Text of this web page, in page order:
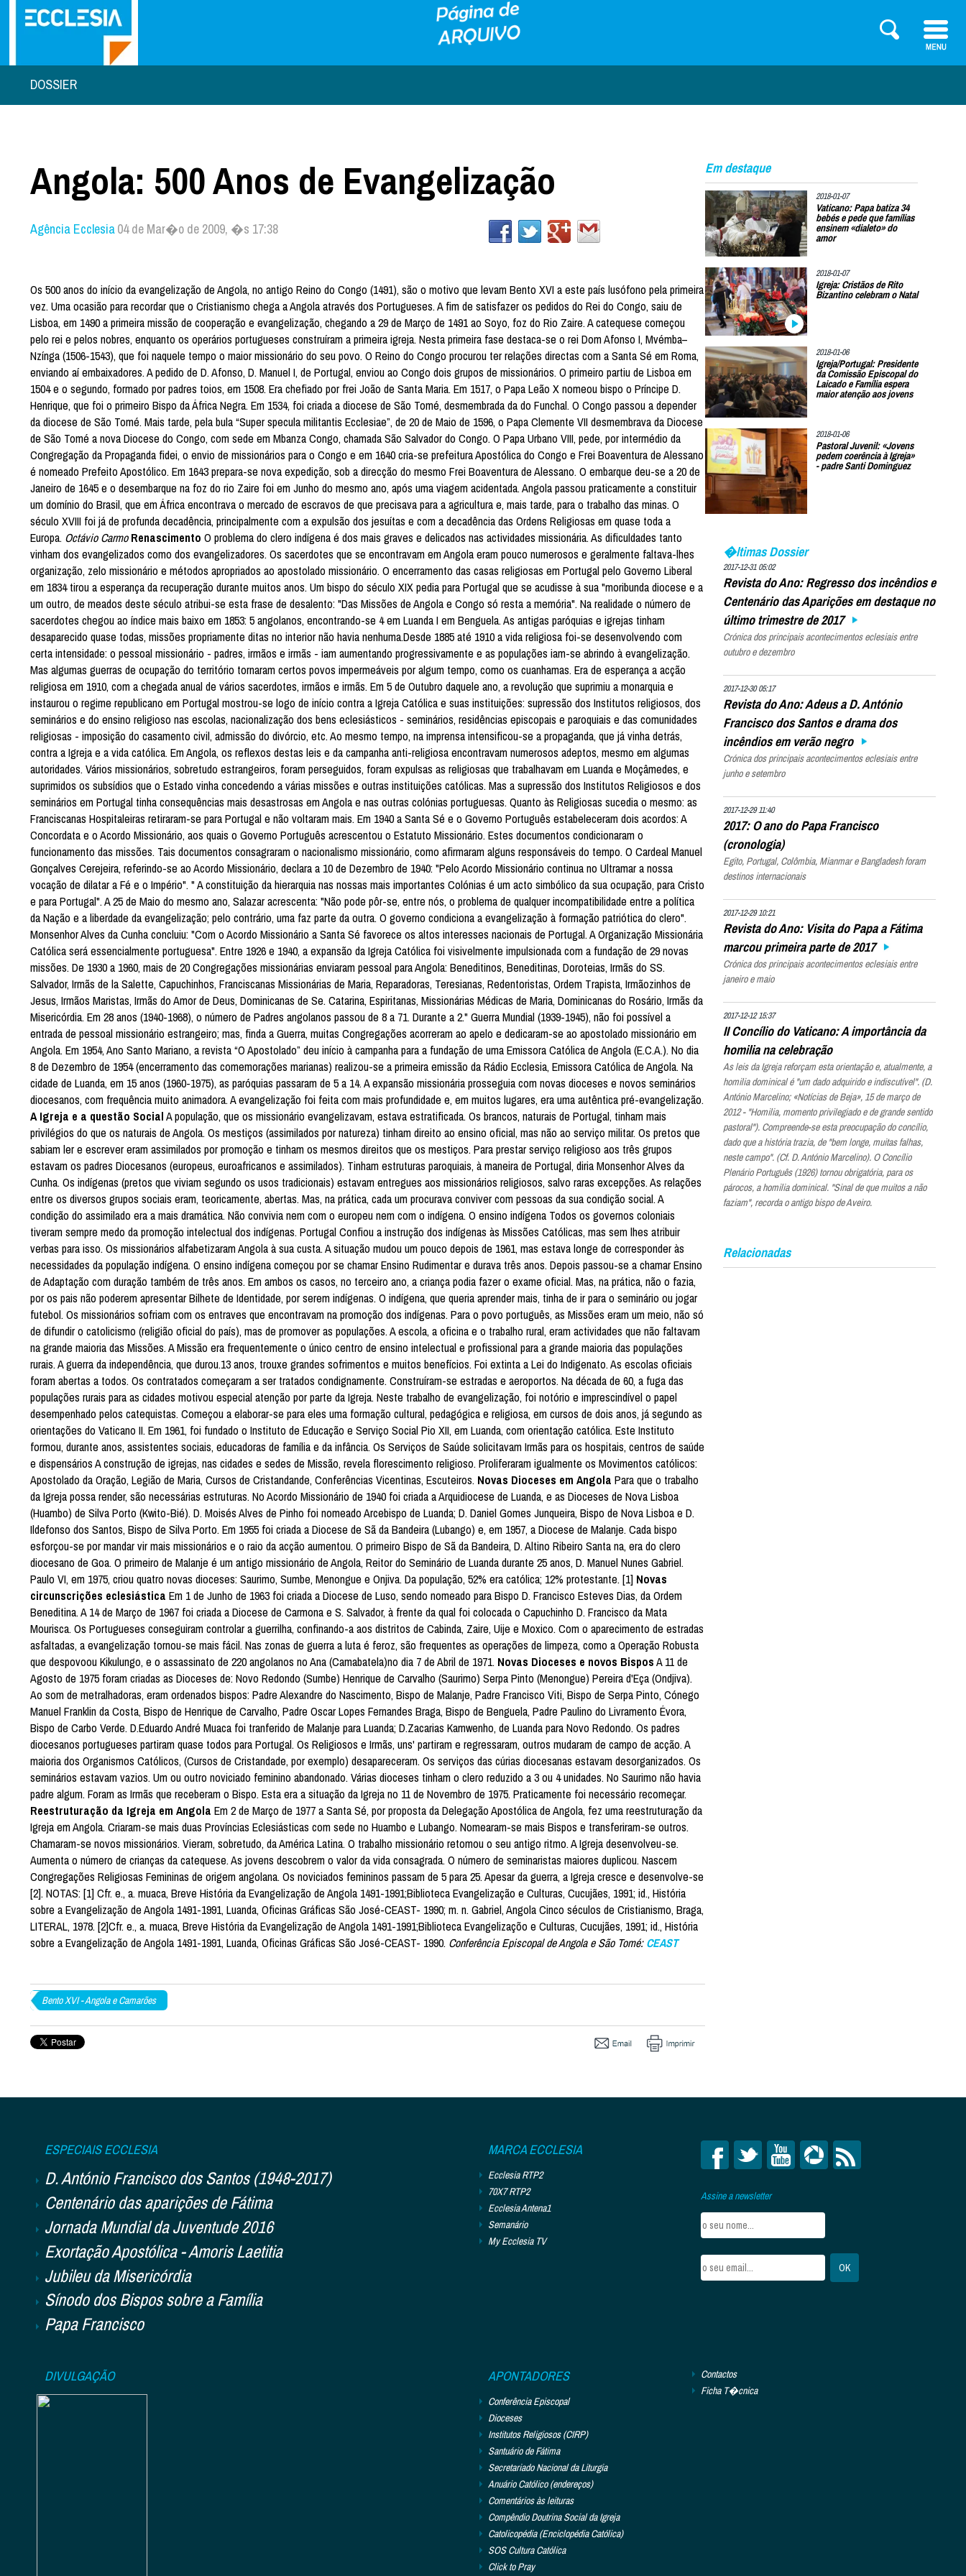
DOSSIER
Angola: 500 Anos de Evangelização
Agência Ecclesia04 de Mar�o de 2009, �s 17:38
Os 500 anos do início da evangelização de Angola, no antigo Reino do Congo (1491), são o motivo que levam Bento XVI a este país lusófono pela primeira
vez. Uma ocasião para recordar que o Cristianismo chega a Angola através dos Portugueses. A fim de satisfazer os pedidos do Rei do Congo, saiu de
Lisboa, em 1490 a primeira missão de cooperação e evangelização, chegando a 29 de Março de 1491 ao Soyo, foz do Rio Zaire. A catequese começou
pelo rei e pelos nobres, enquanto os operários portugueses construíram a primeira igreja. Nesta primeira fase destaca-se o rei Dom Afonso I, Mvémba–
Nzínga (1506-1543), que foi naquele tempo o maior missionário do seu povo. O Reino do Congo procurou ter relações directas com a Santa Sé em Roma,
enviando aí embaixadores. A pedido de D. Afonso, D. Manuel I, de Portugal, enviou ao Congo dois grupos de missionários. O primeiro partiu de Lisboa em
1504 e o segundo, formado por padres toios, em 1508. Era chefiado por frei João de Santa Maria. Em 1517, o Papa Leão X nomeou bispo o Príncipe D.
Henrique, que foi o primeiro Bispo da África Negra. Em 1534, foi criada a diocese de São Tomé, desmembrada da do Funchal. O Congo passou a depender
da diocese de São Tomé. Mais tarde, pela bula “Super specula militantis Ecclesiae”, de 20 de Maio de 1596, o Papa Clemente VII desmembrava da Diocese
de São Tomé a nova Diocese do Congo, com sede em Mbanza Congo, chamada São Salvador do Congo. O Papa Urbano VIII, pede, por intermédio da
Congregação da Propaganda fidei, o envio de missionários para o Congo e em 1640 cria-se prefeitura Apostólica do Congo e Frei Boaventura de Alessano
é nomeado Prefeito Apostólico. Em 1643 prepara-se nova expedição, sob a direcção do mesmo Frei Boaventura de Alessano. O embarque deu-se a 20 de
Janeiro de 1645 e o desembarque na foz do rio Zaire foi em Junho do mesmo ano, após uma viagem acidentada. Angola passou praticamente a constituir
um domínio do Brasil, que em África encontrava o mercado de escravos de que precisava para a agricultura e, mais tarde, para o trabalho das minas. O
século XVIII foi já de profunda decadência, principalmente com a expulsão dos jesuítas e com a decadência das Ordens Religiosas em quase toda a
Europa. Octávio Carmo Renascimento O problema do clero indígena é dos mais graves e delicados nas actividades missionária. As dificuldades tanto
vinham dos evangelizados como dos evangelizadores. Os sacerdotes que se encontravam em Angola eram pouco numerosos e geralmente faltava-lhes
organização, zelo missionário e métodos apropriados ao apostolado missionário. O encerramento das casas religiosas em Portugal pelo Governo Liberal
em 1834 tirou a esperança da recuperação durante muitos anos. Um bispo do século XIX pedia para Portugal que se acudisse à sua "moribunda diocese e a
um outro, de meados deste século atribui-se esta frase de desalento: "Das Missões de Angola e Congo só resta a memória". Na realidade o número de
sacerdotes chegou ao índice mais baixo em 1853: 5 angolanos, encontrando-se 4 em Luanda I em Benguela. As antigas paróquias e igrejas tinham
desaparecido quase todas, missões propriamente ditas no interior não havia nenhuma.Desde 1885 até 1910 a vida religiosa foi-se desenvolvendo com
certa intensidade: o pessoal missionário - padres, irmãos e irmãs - iam aumentando progressivamente e as populações iam-se abrindo à evangelização.
Mas algumas guerras de ocupação do território tornaram certos povos impermeáveis por algum tempo, como os cuanhamas. Era de esperança a acção
religiosa em 1910, com a chegada anual de vários sacerdotes, irmãos e irmãs. Em 5 de Outubro daquele ano, a revolução que suprimiu a monarquia e
instaurou o regime republicano em Portugal mostrou-se logo de início contra a Igreja Católica e suas instituições: supressão dos Institutos religiosos, dos
seminários e do ensino religioso nas escolas, nacionalização dos bens eclesiásticos - seminários, residências episcopais e paroquiais e das comunidades
religiosas - imposição do casamento civil, admissão do divórcio, etc. Ao mesmo tempo, na imprensa intensificou-se a propaganda, que já vinha detrás,
contra a Igreja e a vida católica. Em Angola, os reflexos destas leis e da campanha anti-religiosa encontravam numerosos adeptos, mesmo em algumas
autoridades. Vários missionários, sobretudo estrangeiros, foram perseguidos, foram expulsas as religiosas que trabalhavam em Luanda e Moçâmedes, e
suprimidos os subsídios que o Estado vinha concedendo a várias missões e outras instituições católicas. Mas a supressão dos Institutos Religiosos e dos
seminários em Portugal tinha consequências mais desastrosas em Angola e nas outras colónias portuguesas. Quanto às Religiosas sucedia o mesmo: as
Franciscanas Hospitaleiras retiraram-se para Portugal e não voltaram mais. Em 1940 a Santa Sé e o Governo Português estabeleceram dois acordos: A
Concordata e o Acordo Missionário, aos quais o Governo Português acrescentou o Estatuto Missionário. Estes documentos condicionaram o
funcionamento das missões. Tais documentos consagraram o nacionalismo missionário, como afirmaram alguns responsáveis do tempo. O Cardeal Manuel
Gonçalves Cerejeira, referindo-se ao Acordo Missionário, declara a 10 de Dezembro de 1940: "Pelo Acordo Missionário continua no Ultramar a nossa
vocação de dilatar a Fé e o Império". " A constituição da hierarquia nas nossas mais importantes Colónias é um acto simbólico da sua ocupação, para Cristo
e para Portugal". A 25 de Maio do mesmo ano, Salazar acrescenta: "Não pode pôr-se, entre nós, o problema de qualquer incompatibilidade entre a política
da Nação e a liberdade da evangelização; pelo contrário, uma faz parte da outra. O governo condiciona a evangelização à formação patriótica do clero".
Monsenhor Alves da Cunha concluiu: "Com o Acordo Missionário a Santa Sé favorece os altos interesses nacionais de Portugal. A Organização Missionária
Católica será essencialmente portuguesa". Entre 1926 e 1940, a expansão da Igreja Católica foi visivelmente impulsionada com a fundação de 29 novas
missões. De 1930 a 1960, mais de 20 Congregações missionárias enviaram pessoal para Angola: Beneditinos, Beneditinas, Doroteias, Irmãs do SS.
Salvador, Irmãs de la Salette, Capuchinhos, Franciscanas Missionárias de Maria, Reparadoras, Teresianas, Redentoristas, Ordem Trapista, Irmãozinhos de
Jesus, Irmãos Maristas, Irmãs do Amor de Deus, Dominicanas de Se. Catarina, Espiritanas, Missionárias Médicas de Maria, Dominicanas do Rosário, Irmãs da
Misericórdia. Em 28 anos (1940-1968), o número de Padres angolanos passou de 8 a 71. Durante a 2." Guerra Mundial (1939-1945), não foi possível a
entrada de pessoal missionário estrangeiro; mas, finda a Guerra, muitas Congregações acorreram ao apelo e dedicaram-se ao apostolado missionário em
Angola. Em 1954, Ano Santo Mariano, a revista “O Apostolado” deu início à campanha para a fundação de uma Emissora Católica de Angola (E.C.A.). No dia
8 de Dezembro de 1954 (encerramento das comemorações marianas) realizou-se a primeira emissão da Rádio Ecclesia, Emissora Católica de Angola. Na
cidade de Luanda, em 15 anos (1960-1975), as paróquias passaram de 5 a 14. A expansão missionária prosseguia com novas dioceses e novos seminários
diocesanos, com frequência muito animadora. A evangelização foi feita com mais profundidade e, em muitos lugares, era uma autêntica pré-evangelização.
A Igreja e a questão SocialA população, que os missionário evangelizavam, estava estratificada. Os brancos, naturais de Portugal, tinham mais
privilégios do que os naturais de Angola. Os mestiços (assimilados por natureza) tinham direito ao ensino oficial, mas não ao serviço militar. Os pretos que
sabiam ler e escrever eram assimilados por promoção e tinham os mesmos direitos que os mestiços. Para prestar serviço religioso aos três grupos
estavam os padres Diocesanos (europeus, euroafricanos e assimilados). Tinham estruturas paroquiais, à maneira de Portugal, diria Monsenhor Alves da
Cunha. Os indígenas (pretos que viviam segundo os usos tradicionais) estavam entregues aos missionários religiosos, salvo raras excepções. As relações
entre os diversos grupos sociais eram, teoricamente, abertas. Mas, na prática, cada um procurava conviver com pessoas da sua condição social. A
condição do assimilado era a mais dramática. Não convivia nem com o europeu nem com o indígena. O ensino indígena Todos os governos coloniais
tiveram sempre medo da promoção intelectual dos indígenas. Portugal Confiou a instrução dos indígenas às Missões Católicas, mas sem lhes atribuir
verbas para isso. Os missionários alfabetizaram Angola à sua custa. A situação mudou um pouco depois de 1961, mas estava longe de corresponder às
necessidades da população indígena. O ensino indígena começou por se chamar Ensino Rudimentar e durava três anos. Depois passou-se a chamar Ensino
de Adaptação com duração também de três anos. Em ambos os casos, no terceiro ano, a criança podia fazer o exame oficial. Mas, na prática, não o fazia,
por os pais não poderem apresentar Bilhete de Identidade, por serem indígenas. O indígena, que queria aprender mais, tinha de ir para o seminário ou jogar
futebol. Os missionários sofriam com os entraves que encontravam na promoção dos indígenas. Para o povo português, as Missões eram um meio, não só
de difundir o catolicismo (religião oficial do país), mas de promover as populações. A escola, a oficina e o trabalho rural, eram actividades que não faltavam
na grande maioria das Missões. A Missão era frequentemente o único centro de ensino intelectual e profissional para a grande maioria das populações
rurais. A guerra da independência, que durou.13 anos, trouxe grandes sofrimentos e muitos benefícios. Foi extinta a Lei do Indigenato. As escolas oficiais
foram abertas a todos. Os contratados começaram a ser tratados condignamente. Construíram-se estradas e aeroportos. Na década de 60, a fuga das
populações rurais para as cidades motivou especial atenção por parte da Igreja. Neste trabalho de evangelização, foi notório e imprescindível o papel
desempenhado pelos catequistas. Começou a elaborar-se para eles uma formação cultural, pedagógica e religiosa, em cursos de dois anos, já segundo as
orientações do Vaticano II. Em 1961, foi fundado o Instituto de Educação e Serviço Social Pio XII, em Luanda, com orientação católica. Este Instituto
formou, durante anos, assistentes sociais, educadoras de família e da infância. Os Serviços de Saúde solicitavam Irmãs para os hospitais, centros de saúde
e dispensários A construção de igrejas, nas cidades e sedes de Missão, revela florescimento religioso. Proliferaram igualmente os Movimentos católicos:
Apostolado da Oração, Legião de Maria, Cursos de Cristandande, Conferências Vicentinas, Escuteiros. Novas Dioceses em Angola Para que o trabalho
da Igreja possa render, são necessárias estruturas. No Acordo Missionário de 1940 foi criada a Arquidiocese de Luanda, e as Dioceses de Nova Lisboa
(Huambo) de Silva Porto (Kwito-Bié). D. Moisés Alves de Pinho foi nomeado Arcebispo de Luanda; D. Daniel Gomes Junqueira, Bispo de Nova Lisboa e D.
Ildefonso dos Santos, Bispo de Silva Porto. Em 1955 foi criada a Diocese de Sã da Bandeira (Lubango) e, em 1957, a Diocese de Malanje. Cada bispo
esforçou-se por mandar vir mais missionários e o raio da acção aumentou. O primeiro Bispo de Sã da Bandeira, D. Altino Ribeiro Santa na, era do clero
diocesano de Goa. O primeiro de Malanje é um antigo missionário de Angola, Reitor do Seminário de Luanda durante 25 anos, D. Manuel Nunes Gabriel.
Paulo VI, em 1975, criou quatro novas dioceses: Saurimo, Sumbe, Menongue e Onjiva. Da população, 52% era católica; 12% protestante. [1] Novas
circunscrições eclesiástica Em 1 de Junho de 1963 foi criada a Diocese de Luso, sendo nomeado para Bispo D. Francisco Esteves Dias, da Ordem
Beneditina. A 14 de Março de 1967 foi criada a Diocese de Carmona e S. Salvador, à frente da qual foi colocada o Capuchinho D. Francisco da Mata
Mourisca. Os Portugueses conseguiram controlar a guerrilha, confinando-a aos distritos de Cabinda, Zaire, Uije e Moxico. Com o aparecimento de estradas
asfaltadas, a evangelização tornou-se mais fácil. Nas zonas de guerra a luta é feroz, são frequentes as operações de limpeza, como a Operação Robusta
que despovoou Kikulungo, e o assassinato de 220 angolanos no Ana (Camabatela)no dia 7 de Abril de 1971. Novas Dioceses e novos BisposA 11 de
Agosto de 1975 foram criadas as Dioceses de: Novo Redondo (Sumbe) Henrique de Carvalho (Saurimo) Serpa Pinto (Menongue) Pereira d'Eça (Ondjiva).
Ao som de metralhadoras, eram ordenados bispos: Padre Alexandre do Nascimento, Bispo de Malanje, Padre Francisco Viti, Bispo de Serpa Pinto, Cónego
Manuel Franklin da Costa, Bispo de Henrique de Carvalho, Padre Oscar Lopes Fernandes Braga, Bispo de Benguela, Padre Paulino do Livramento Évora,
Bispo de Carbo Verde. D.Eduardo André Muaca foi tranferido de Malanje para Luanda; D.Zacarias Kamwenho, de Luanda para Novo Redondo. Os padres
diocesanos portugueses partiram quase todos para Portugal. Os Religiosos e Irmãs, uns' partiram e regressaram, outros mudaram de campo de acção. A
maioria dos Organismos Católicos, (Cursos de Cristandade, por exemplo) desapareceram. Os serviços das cúrias diocesanas estavam desorganizados. Os
seminários estavam vazios. Um ou outro noviciado feminino abandonado. Várias dioceses tinham o clero reduzido a 3 ou 4 unidades. No Saurimo não havia
padre algum. Foram as Irmãs que receberam o Bispo. Esta era a situação da Igreja no 11 de Novembro de 1975. Praticamente foi necessário recomeçar.
Reestruturação da Igreja em Angola Em 2 de Março de 1977 a Santa Sé, por proposta da Delegação Apostólica de Angola, fez uma reestruturação da
Igreja em Angola. Criaram-se mais duas Províncias Eclesiásticas com sede no Huambo e Lubango. Nomearam-se mais Bispos e transferiram-se outros.
Chamaram-se novos missionários. Vieram, sobretudo, da América Latina. O trabalho missionário retomou o seu antigo ritmo. A Igreja desenvolveu-se.
Aumenta o número de crianças da catequese. As jovens descobrem o valor da vida consagrada. O número de seminaristas maiores duplicou. Nascem
Congregações Religiosas Femininas de origem angolana. Os noviciados femininos passam de 5 para 25. Apesar da guerra, a Igreja cresce e desenvolve-se
[2]. NOTAS: [1] Cfr. e., a. muaca, Breve História da Evangelização de Angola 1491-1991;Biblioteca Evangelização e Culturas, Cucujães, 1991; id., História
sobre a Evangelização de Angola 1491-1991, Luanda, Oficinas Gráficas São José-CEAST- 1990; m. n. Gabriel, Angola Cinco séculos de Cristianismo, Braga,
LITERAL, 1978. [2]Cfr. e., a. muaca, Breve História da Evangelização de Angola 1491-1991;Biblioteca Evangelizaçõo e Culturas, Cucujães, 1991; id., História
sobre a Evangelização de Angola 1491-1991, Luanda, Oficinas Gráficas São José-CEAST- 1990. Conferência Episcopal de Angola e São Tomé:CEAST
Bento XVI - Angola e Camarões
Em destaque
2018-01-07
Vaticano: Papa batiza 34
bebés e pede que famílias
ensinem «dialeto» do
amor
2018-01-07
Igreja: Cristãos de Rito
Bizantino celebram o Natal
2018-01-06
Igreja/Portugal: Presidente
da Comissão Episcopal do
Laicado e Família espera
maior atenção aos jovens
2018-01-06
Pastoral Juvenil: «Jovens
pedem coerência à Igreja»
- padre Santi Dominguez
�ltimas Dossier
2017-12-31 05:02
Revista do Ano: Regresso dos incêndios e
Centenário das Aparições em destaque no
último trimestre de 2017
Crónica dos principais acontecimentos eclesiais entre
outubro e dezembro
2017-12-30 05:17
Revista do Ano: Adeus a D. António
Francisco dos Santos e drama dos
incêndios em verão negro
Crónica dos principais acontecimentos eclesiais entre
junho e setembro
2017-12-29 11:40
2017: O ano do Papa Francisco
(cronologia)
Egito, Portugal, Colômbia, Mianmar e Bangladesh foram
destinos internacionais
2017-12-29 10:21
Revista do Ano: Visita do Papa a Fátima
marcou primeira parte de 2017
Crónica dos principais acontecimentos eclesiais entre
janeiro e maio
2017-12-12 15:37
II Concílio do Vaticano: A importância da
homilia na celebração
As leis da Igreja reforçam esta orientação e, atualmente, a
homilia dominical é "um dado adquirido e indiscutível". (D.
António Marcelino; «Notícias de Beja», 15 de março de
2012 - "Homilia, momento privilegiado e de grande sentido
pastoral"). Compreende-se esta preocupação do concílio,
dado que a história trazia, de "bem longe, muitas falhas,
neste campo". (Cf. D. António Marcelino). O Concílio
Plenário Português (1926) tornou obrigatória, para os
párocos, a homilia dominical. "Sinal de que muitos a não
faziam", recorda o antigo bispo de Aveiro.
Relacionadas
ESPECIAIS ECCLESIA
D. António Francisco dos Santos (1948-2017)
Centenário das aparições de Fátima
Jornada Mundial da Juventude 2016
Exortação Apostólica - Amoris Laetitia
Jubileu da Misericórdia
Sínodo dos Bispos sobre a Família
Papa Francisco
MARCA ECCLESIA
Ecclesia RTP2
70X7 RTP2
Ecclesia Antena1
Semanário
My Ecclesia TV
Assine a newsletter
DIVULGAÇÃO APONTADORES
Conferência Episcopal
Dioceses
Institutos Religiosos (CIRP)
Santuário de Fátima
Secretariado Nacional da Liturgia
Anuário Católico (endereços)
Comentários às leituras
Compêndio Doutrina Social da Igreja
Catolicopédia (Enciclopédia Católica)
SOS Cultura Católica
Click to Pray
Contactos
Ficha T�cnica